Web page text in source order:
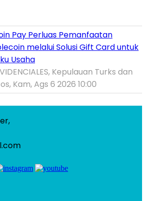
Pay Perluas Pemanfaatan
melalui Solusi Gift Card untuk
Usaha
Kepulauan Turks dan
Kam, Ags 6 2026 10:00